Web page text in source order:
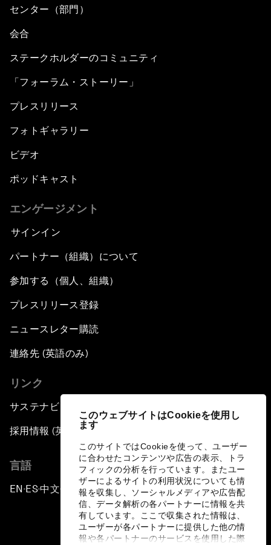
このウェブサイトはCookieを使用し
ます
このサイトではCookieを使って、ユーザー
に合わせたコンテンツや広告の表示、トラ
フィックの分析を行っています。またユー
ザーによるサイトの利用状況についても情
報を収集し、ソーシャルメディアや広告配
信、データ解析の各パートナーに情報を共
有しています。ここで収集された情報は、
ユーザーが各パートナーに提供した他の情
報や各パートナーのサービスを使用した際
センター（部門）
会合
ステークホルダーのコミュニティ
「フォーラム・ストーリー」
プレスリリース
フォトギャラリー
ビデオ
ポッドキャスト
エンゲージメント
サインイン
パートナー（組織）について
参加する（個人、組織）
プレスリリース登録
ニュースレター購読
連絡先 (英語のみ)
リンク
サステナビリティへの取り組み
採用情報 (英語のみ)
言語
EN ▪ ES▪中文▪ 日本語